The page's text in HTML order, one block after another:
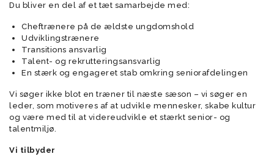
Du bliver en del af et tæt samarbejde med:
Cheftrænere på de ældste ungdomshold
Udviklingstrænere
Transitions ansvarlig
Talent- og rekrutteringsansvarlig
En stærk og engageret stab omkring seniorafdelingen
Vi søger ikke blot en træner til næste sæson – vi søger en
leder, som motiveres af at udvikle mennesker, skabe kultur
og være med til at videreudvikle et stærkt senior- og
talentmiljø.
Vi tilbyder